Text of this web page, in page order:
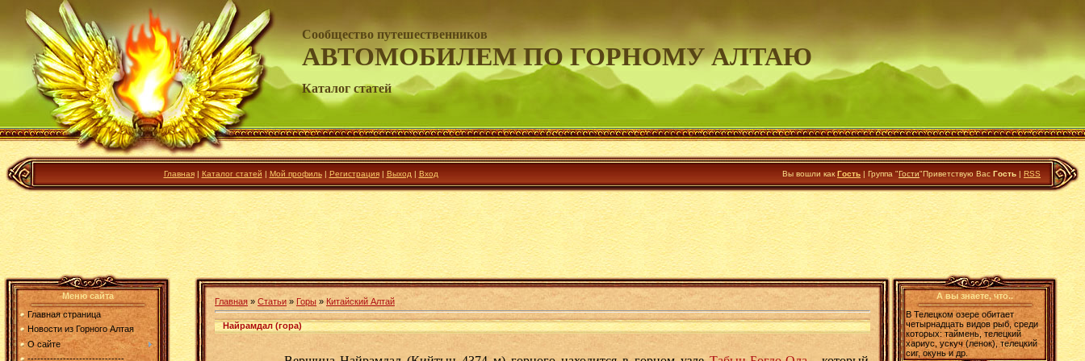
Сообщество путешественников
АВТОМОБИЛЕМ ПО ГОРНОМУ АЛТАЮ
Каталог статей
Главная| Каталог статей | Мой профиль| Регистрация| Выход | Вход Вы вошли как Гость | Группа "Гости"Приветствую Вас Гость | RSS
Меню сайта
Главная страница
Новости из Горного Алтая
О сайте
------------------------------
Главная » Статьи » Горы » Китайский Алтай
Найрамдал (гора)
А вы знаете, что..
В Телецком озере обитает
четырнадцать видов рыб, среди
которых: таймень, телецкий
хариус, ускуч (ленок), телецкий
сиг, окунь и др.